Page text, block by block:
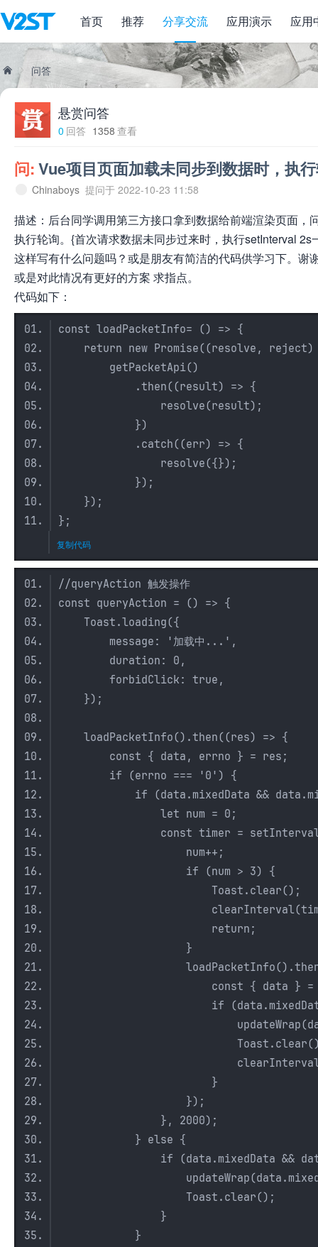
首页 推荐 分享交流 应用演示 应用
Vue项目页面加载未同步到数据时，执行
问答
悬赏问答
0 回答 1358 查看
问:Vue项目页面加载未同步到数据时，执
Chinaboys 提问于 2022-10-23 11:58
描述：后台同学调用第三方接口拿到数据给前端渲染页面
执行轮询。{首次请求数据未同步过来时，执行setInterval 2s
这样写有什么问题吗？或是朋友有简洁的代码供学习下。谢
或是对此情况有更好的方案 求指点。
代码如下：
const loadPacketInfo= () => {
return new Promise((resolve, reject)
getPacketApi()
.then((result) => {
resolve(result);
})
.catch((err) => {
resolve({});
});
});
};
复制代码
//queryAction 触发操作
const queryAction = () => {
Toast.loading({
message: '加载中...',
duration: 0,
forbidClick: true,
});
loadPacketInfo().then((res) => {
const { data, errno } = res;
if (errno === '0') {
if (data.mixedData &&
let num = 0;
const timer =
num++;
if (num > 3) {
Toast.clear();
return;
}
const { data } =
if (data.mixedData &&
}
});
}, 2000);
} else {
if (data.mixedData &&
Toast.clear();
}
}